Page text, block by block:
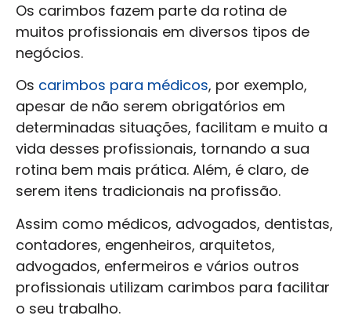
Os carimbos fazem parte da rotina de
muitos profissionais em diversos tipos de
negócios.
Os carimbos para médicos, por exemplo,
apesar de não serem obrigatórios em
determinadas situações, facilitam e muito a
vida desses profissionais, tornando a sua
rotina bem mais prática. Além, é claro, de
serem itens tradicionais na profissão.
Assim como médicos, advogados, dentistas,
contadores, engenheiros, arquitetos,
advogados, enfermeiros e vários outros
profissionais utilizam carimbos para facilitar
o seu trabalho.